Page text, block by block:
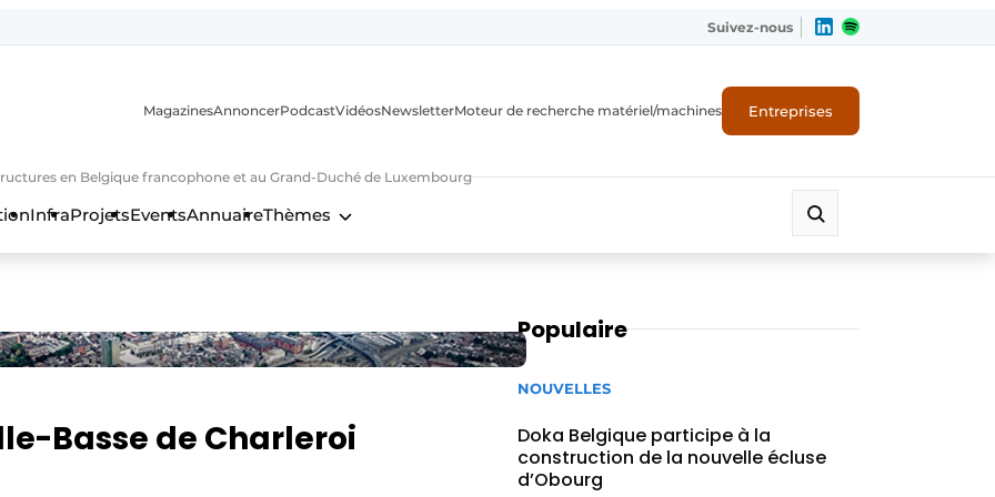
Suivez-nous
en Belgique francophone et au Grand-Duché de Luxembourg
MagazinesAnnoncerPodcastVidéosNewsletterMoteur de recherche matériel/machines Entreprises
InfraProjetsEventsAnnuaireThèmes
Basse de Charleroi
Populaire
NOUVELLES
Doka Belgique participe à la
construction de la nouvelle écluse
d’Obourg